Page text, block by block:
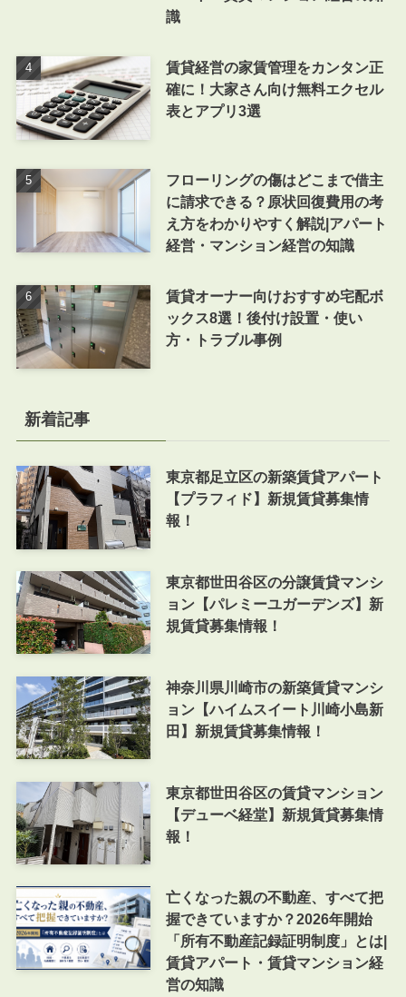
識
賃貸経営の家賃管理をカンタン正
確に！大家さん向け無料エクセル
表とアプリ3選
フローリングの傷はどこまで借主
に請求できる？原状回復費用の考
え方をわかりやすく解説|アパート
経営・マンション経営の知識
賃貸オーナー向けおすすめ宅配ボ
ックス8選！後付け設置・使い
方・トラブル事例
新着記事
東京都足立区の新築賃貸アパート
【プラフィド】新規賃貸募集情
報！
東京都世田谷区の分譲賃貸マンシ
ョン【パレミーユガーデンズ】新
規賃貸募集情報！
神奈川県川崎市の新築賃貸マンシ
ョン【ハイムスイート川崎小島新
田】新規賃貸募集情報！
東京都世田谷区の賃貸マンション
【デューベ経堂】新規賃貸募集情
報！
亡くなった親の不動産、すべて把
握できていますか？2026年開始
「所有不動産記録証明制度」とは|
賃貸アパート・賃貸マンション経
営の知識